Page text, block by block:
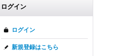
ログイン
ログイン
新規登録はこちら